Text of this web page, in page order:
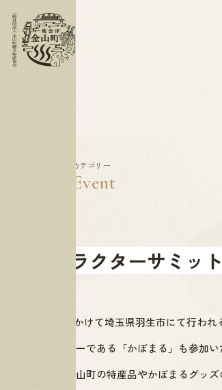
カテゴリー
Event
世界キャラクターサミッ
11月23日～24日にかけて埼玉県羽生市にて行わ
当町のキャラクターである「かぼまる」も参加い
参加に合わせて金山町の特産品やかぼまるグッ